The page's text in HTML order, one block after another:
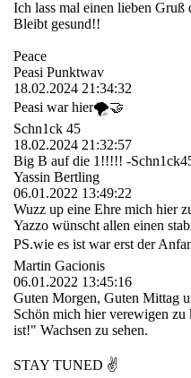
Ich lass mal einen lieben Gruß
Bleibt gesund!!
Peace
Peasi Punktwav
18.02.2024 21:34:32
Peasi war hier🌪️🤝
Schn1ck 45
18.02.2024 21:32:57
Big B auf die 1!!!!! -
Yassin Bertling
06.01.2022 13:49:22
Wuzz up eine Ehre mich hier
Yazzo wünscht allen einen
PS.wie es ist war erst der
Martin Gacionis
06.01.2022 13:45:16
Guten Morgen, Guten Mittag
Schön mich hier verewigen
ist!" Wachsen zu sehen.
STAY TUNED ✌